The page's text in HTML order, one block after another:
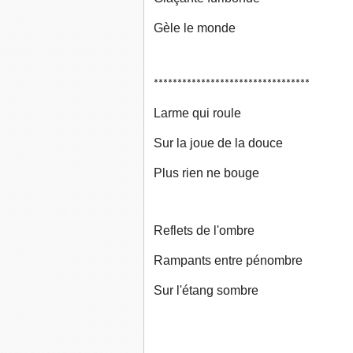
Gèle le monde
*********************************
Larme qui roule
Sur la joue de la douce
Plus rien ne bouge
Reflets de l'ombre
Rampants entre pénombre
Sur l'étang sombre